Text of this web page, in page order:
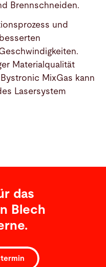
Brennschneiden.
und
Materialqualität
MixGas kann
Lasersystem
das
Blech